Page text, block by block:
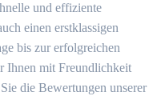
und effiziente
einen erstklassigen
bis zur erfolgreichen
Ihnen mit Freundlichkeit
die Bewertungen unserer